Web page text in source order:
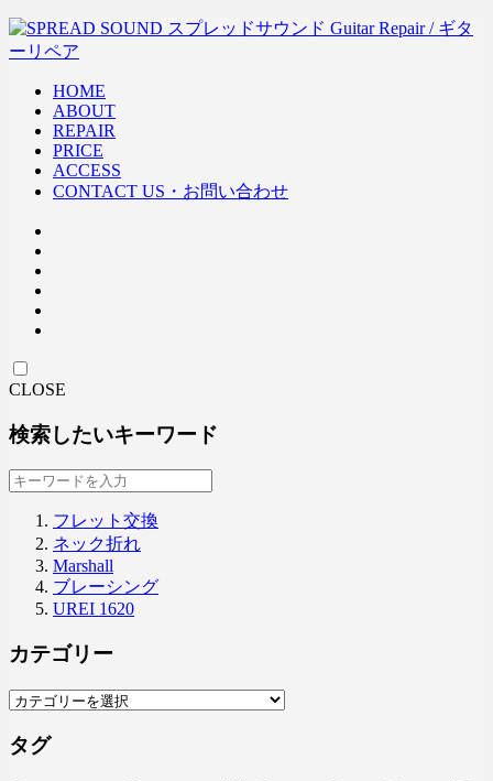
HOME
ABOUT
REPAIR
PRICE
ACCESS
CONTACT US・お問い合わせ
CLOSE
検索したいキーワード
フレット交換
ネック折れ
Marshall
ブレーシング
UREI 1620
カテゴリー
タグ